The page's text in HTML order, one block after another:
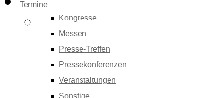
Termine
Kongresse
Messen
Presse-Treffen
Pressekonferenzen
Veranstaltungen
Sonstige